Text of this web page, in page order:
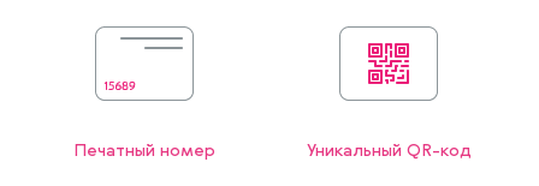
Печатный номер Уникальный QR-код